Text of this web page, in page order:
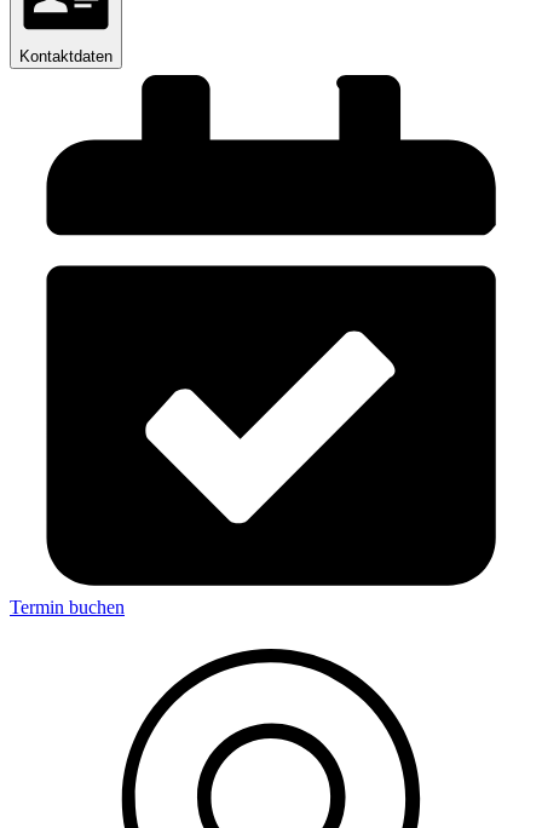
Kontaktdaten
Termin buchen